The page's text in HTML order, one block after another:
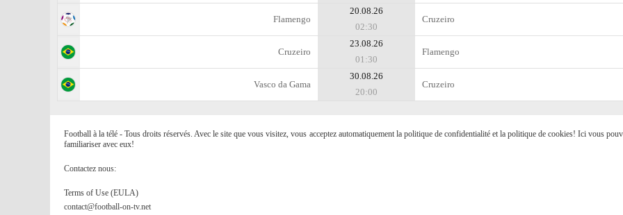
Flamengo
20.08.26
02:30
Cruzeiro
Cruzeiro
23.08.26
01:30
Flamengo
Vasco da Gama
30.08.26
20:00
Cruzeiro
Football à la télé - Tous droits réservés. Avec le site que vous visitez, vous acceptez automatiquement la politique de confidentialité et la politique de cookies! Ici vous
familiariser avec eux!
Contactez nous:
Terms of Use (EULA)
contact@football-on-tv.net